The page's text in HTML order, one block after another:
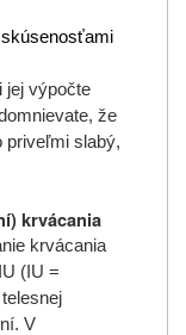
jej výpočte
že
priveľmi slabý,
krvácania
krvácania
(IU =
V